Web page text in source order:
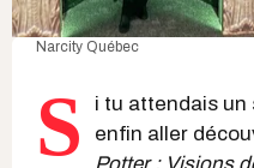
Narcity Québec
S
i tu attendais un
enfin aller